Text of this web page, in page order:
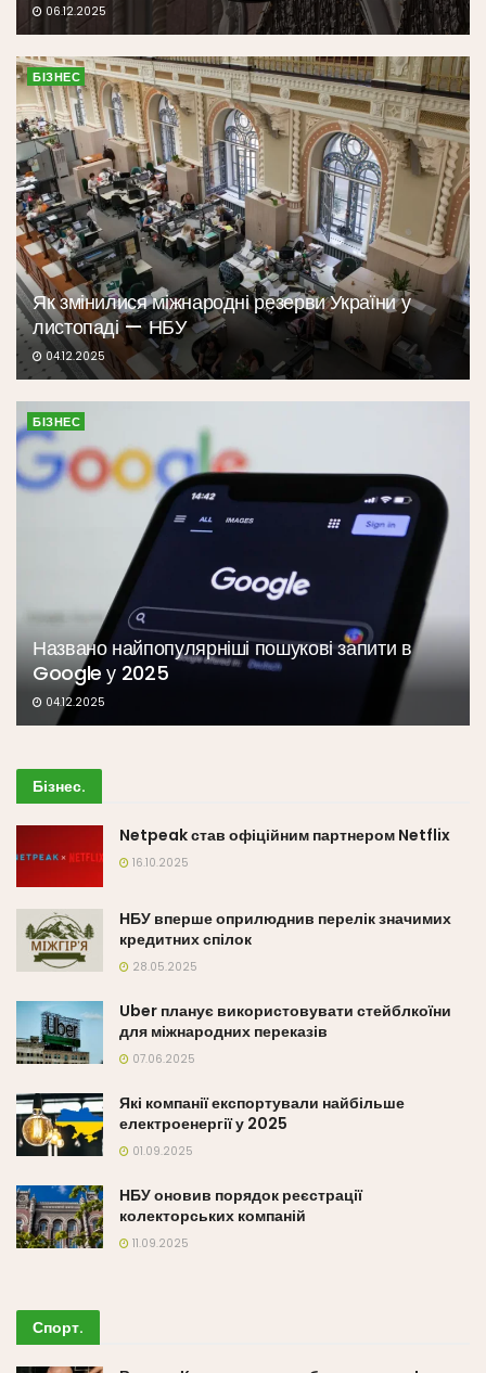
06.12.2025
БІЗНЕС
Як змінилися міжнародні резерви України у
листопаді — НБУ
04.12.2025
БІЗНЕС
Названо найпопулярніші пошукові запити в
Google у 2025
04.12.2025
Бізнес.
Netpeak став офіційним партнером Netflix
16.10.2025
НБУ вперше оприлюднив перелік значимих
кредитних спілок
28.05.2025
Uber планує використовувати стейблкоїни
для міжнародних переказів
07.06.2025
Які компанії експортували найбільше
електроенергії у 2025
01.09.2025
НБУ оновив порядок реєстрації
колекторських компаній
11.09.2025
Спорт.